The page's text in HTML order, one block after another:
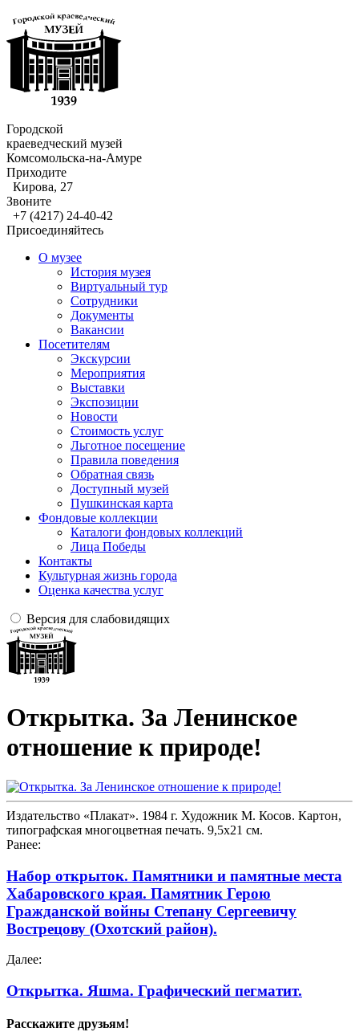
Городской
краеведческий музей
Комсомольска-на-Амуре
Приходите
Кирова, 27
Звоните
+7 (4217) 24-40-42
Присоединяйтесь
О музее
История музея
Виртуальный тур
Сотрудники
Документы
Вакансии
Посетителям
Экскурсии
Мероприятия
Выставки
Экспозиции
Новости
Стоимость услуг
Льготное посещение
Правила поведения
Обратная связь
Доступный музей
Пушкинская карта
Фондовые коллекции
Каталоги фондовых коллекций
Лица Победы
Контакты
Культурная жизнь города
Оценка качества услуг
Версия для слабовидящих
Открытка. За Ленинское
отношение к природе!
Издательство «Плакат». 1984 г. Художник М. Косов. Картон,
типографская многоцветная печать. 9,5х21 см.
Ранее:
Набор открыток. Памятники и памятные места
Хабаровского края. Памятник Герою
Гражданской войны Степану Сергеевичу
Вострецову (Охотский район).
Далее:
Открытка. Яшма. Графический пегматит.
Расскажите друзьям!